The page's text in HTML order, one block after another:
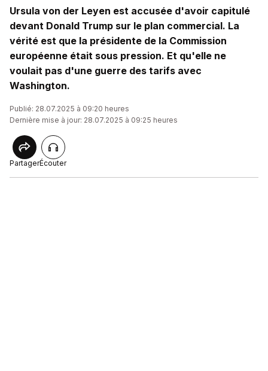
Ursula von der Leyen est accusée d'avoir capitulé
devant Donald Trump sur le plan commercial. La
vérité est que la présidente de la Commission
européenne était sous pression. Et qu'elle ne
voulait pas d'une guerre des tarifs avec
Washington.
Publié: 28.07.2025 à 09:20 heures
Dernière mise à jour: 28.07.2025 à 09:25 heures
PartagerÉcouter